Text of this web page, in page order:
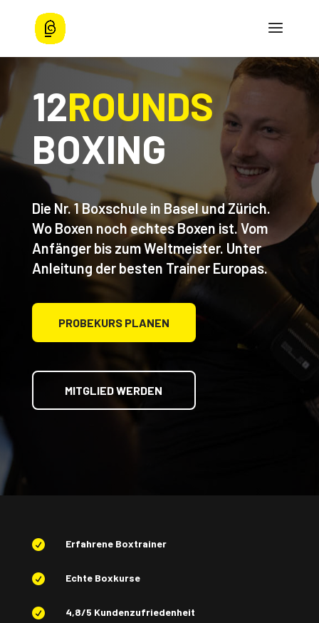
12ROUNDS
BOXING
Die Nr. 1 Boxschule in Basel und Zürich.
Wo Boxen noch echtes Boxen ist. Vom
Anfänger bis zum Weltmeister. Unter
Anleitung der besten Trainer Europas.
PROBEKURS PLANEN
MITGLIED WERDEN
 Erfahrene Boxtrainer
 Echte Boxkurse
 4,8/5 Kundenzufriedenheit